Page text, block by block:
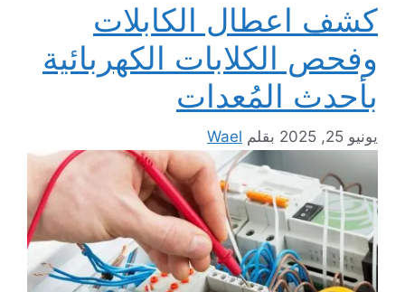
كشف اعطال الكابلات
وفحص الكلابات الكهربائية
بأحدث المُعدات
يونيو 25, 2025 بقلم Wael